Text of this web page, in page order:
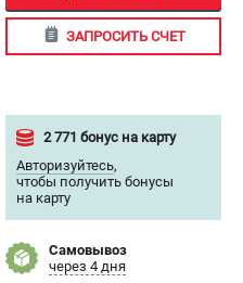
ЗАПРОСИТЬ СЧЕТ
2 771 бонус на карту
Авторизуйтесь,
чтобы получить бонусы
на карту
Самовывоз
через 4 дня